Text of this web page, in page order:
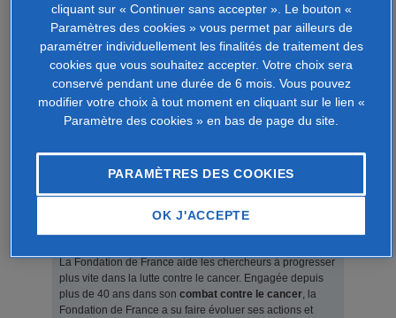
MON MESSAGE
Pour ceux qui désirent honorer la mémoire du Dr Roger
la Fondation de France
afin de soutenir la recherche contre le cancer.
LA CAUSE SOUTENUE
La Fondation de France aide les chercheurs à progresser
plus vite dans la lutte contre le cancer. Engagée depuis
plus de 40 ans dans son combat contre le cancer , la
Fondation de France a su faire évoluer ses actions et
cliquant sur « Continuer sans accepter ». Le bouton «
Paramètres des cookies » vous permet par ailleurs de
paramétrer individuellement les finalités de traitement des
cookies que vous souhaitez accepter. Votre choix sera
conservé pendant une durée de 6 mois. Vous pouvez
modifier votre choix à tout moment en cliquant sur le lien «
Paramètre des cookies » en bas de page du site.
PARAMÈTRES DES COOKIES
OK J'ACCEPTE